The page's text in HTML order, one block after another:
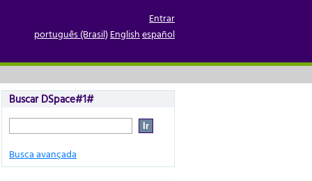
Entrar
português (Brasil)Englishespañol
Buscar DSpace#1#
Busca avançada